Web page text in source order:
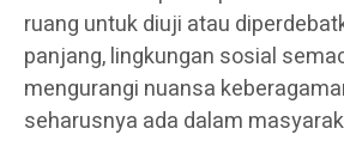
ruang untuk diuji atau
panjang, lingkungan sosial
mengurangi nuansa
seharusnya ada dalam